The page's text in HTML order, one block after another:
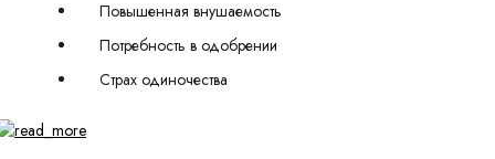
Повышенная внушаемость
Потребность в одобрении
Страх одиночества